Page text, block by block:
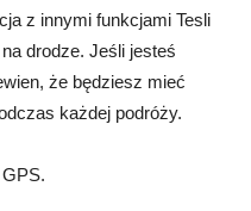
z innymi funkcjami Tesli
drodze. Jeśli jesteś
że będziesz mieć
każdej podróży.